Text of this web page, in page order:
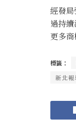
經發
過持
更多商
標籤：
新北